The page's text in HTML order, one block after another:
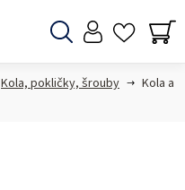
Kola, pokličky, šrouby
Kola a